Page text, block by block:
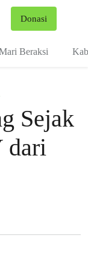
Donasi
Beraksi
Sejak
dari